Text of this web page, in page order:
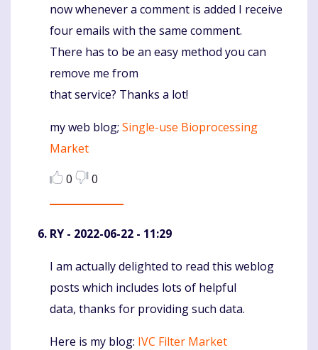
now whenever a comment is added I receive
four emails with the same comment.
There has to be an easy method you can
remove me from
that service? Thanks a lot!
my web blog; Single-use Bioprocessing
Market
0
0
RY - 2022-06-22 - 11:29
Komentaras
I am actually delighted to read this weblog
posts which includes lots of helpful
data, thanks for providing such data.
Here is my blog: IVC Filter Market